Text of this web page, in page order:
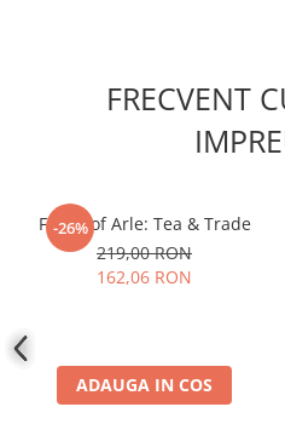
Weis Schwarz
Altered
Star Wars Unlimited
UniVersus CCG
Riftbound League of Legends
Hololive
FRECVENT
-26%
Fields of Arle: Tea & Trade
219,00 RON
162,06 RON
ADAUGA IN COS